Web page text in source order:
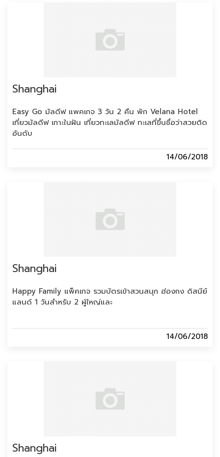
Shanghai
Easy Go มัลดีฟ แพคเกจ 3 วัน 2 คืน พัก Velana Hotel
เที่ยวมัลดีฟ เกาะในฝัน เที่ยวทะเลมัลดีฟ ทะเลที่ขึ้นชื่อว่าสวยติด
อันดับ
14/06/2018
Shanghai
Happy Family แพ็คเกจ รวมบัตรเข้าสวนสนุก ฮ่องกง ดิสนีย์
แลนด์ 1 วันสำหรับ 2 ผู้ใหญ่และ
14/06/2018
Shanghai